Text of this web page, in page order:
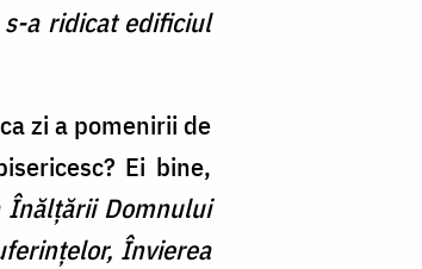
a ridicat edificiul
zi a pomenirii de
Ei bine,
Înălțării Domnului
Învierea